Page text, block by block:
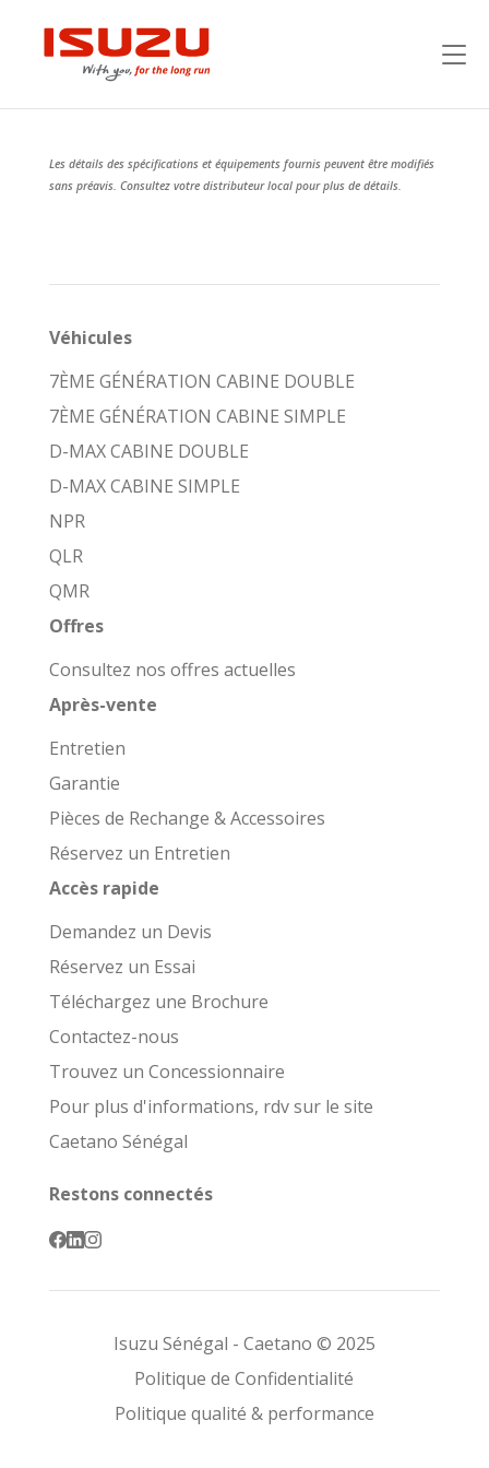
Les détails des spécifications et équipements fournis peuvent être modifiés
sans préavis. Consultez votre distributeur local pour plus de détails.
Véhicules
7ÈME GÉNÉRATION CABINE DOUBLE
7ÈME GÉNÉRATION CABINE SIMPLE
D-MAX CABINE DOUBLE
D-MAX CABINE SIMPLE
NPR
QLR
QMR
Offres
Consultez nos offres actuelles
Après-vente
Entretien
Garantie
Pièces de Rechange & Accessoires
Réservez un Entretien
Accès rapide
Demandez un Devis
Réservez un Essai
Téléchargez une Brochure
Contactez-nous
Trouvez un Concessionnaire
Pour plus d'informations, rdv sur le site
Caetano Sénégal
Restons connectés
Isuzu Sénégal - Caetano © 2025
Politique de Confidentialité
Politique qualité & performance